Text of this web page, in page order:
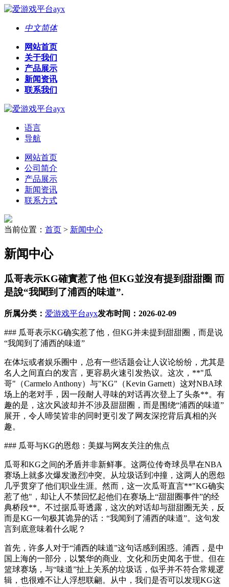
中文简体
网站首页
关于我们
产品展示
新闻资讯
联系我们
语言
导航
网站首页
公司简介
产品展示
新闻资讯
联系方式
当前位置： 首页 > 新闻中心
新闻中心
瓜哥表示KG確實惹了他 但KG並沒有提到甜甜圈 而
是說“我聞到了浦西的味道”.
所属分类： 爱游戏平台ayx发布时间： 2026-02-09
### 瓜哥表示KG确实惹了他，但KG并未提到甜甜圈，而是说
“我闻到了浦西的味道”
在体坛或者娱乐圈中，总有一些话题会让人议论纷纷，尤其是
名人之间直白的发言，更容易火速引发热议。这次，**"瓜
哥"（Carmelo Anthony）与"KG"（Kevin Garnett）这对NBA球
场上的老对手，因一段耐人寻味的对话再次登上了头条**。有
趣的是，这次风波却并不涉及甜甜圈，而是围绕“浦西的味道”
展开，令人啼笑皆非的同时更引发了网友深挖背后真相的兴
趣。
### 瓜哥与KG的恩怨：美媒与网友关注的焦点
瓜哥和KG之间的矛盾并非新鲜事。这两位传奇球员早在NBA
赛场上就多次爆发激烈冲突。从垃圾话到冲撞，这两人的恩怨
几乎贯穿了他们职业生涯。然而，这一次瓜哥直言**"KG确实
惹了他"，却让人不禁回忆起他们在赛场上“甜甜圈事件”的经
典桥段**。不过据瓜哥透露，这次的对话却与甜甜圈无关，反
而是KG一句极其诡异的话：“我闻到了浦西的味道”。这句发
言到底意味着什么呢？
首先，许多人对于“浦西的味道”这句话感到困惑。浦西，是中
国上海的一部分，以繁华的商业、文化和历史闻名于世。但在
篮球赛场，与“味道”扯上关系的垃圾话，似乎并不符合常规逻
辑，也很难不让人浮想联翩。从中，我们是否可以发现KG这